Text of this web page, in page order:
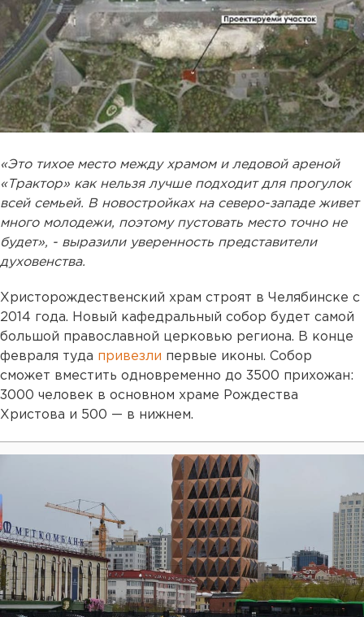
«Это тихое место между храмом и ледовой ареной
«Трактор» как нельзя лучше подходит для прогулок
всей семьей. В новостройках на северо-западе живет
много молодежи, поэтому пустовать место точно не
будет», - выразили уверенность представители
духовенства.
Христорождественский храм строят в Челябинске с
2014 года. Новый кафедральный собор будет самой
большой православной церковью региона. В конце
февраля туда привезли первые иконы. Собор
сможет вместить одновременно до 3500 прихожан:
3000 человек в основном храме Рождества
Христова и 500 — в нижнем.